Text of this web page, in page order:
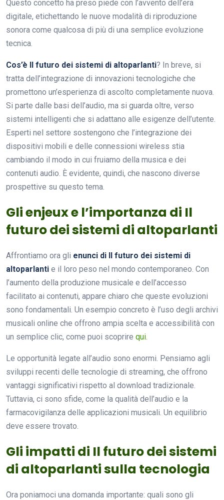
Questo concetto ha preso piede con l’avvento dell’era
digitale, etichettando le nuove modalità di riproduzione
sonora come qualcosa di più di una semplice evoluzione
tecnica.
Cos’è Il futuro dei sistemi di altoparlanti? In breve, si
tratta dell’integrazione di innovazioni tecnologiche che
promettono un’esperienza di ascolto completamente nuova.
Si parte dalle basi dell’audio, ma si guarda oltre, verso
sistemi intelligenti che si adattano alle esigenze dell’utente.
Esperti nel settore sostengono che l’integrazione dei
dispositivi mobili e delle connessioni wireless stia
cambiando il modo in cui fruiamo della musica e dei
contenuti audio. È evidente, quindi, che nascono diverse
prospettive su questo tema.
Gli enjeux e l’importanza di Il
futuro dei sistemi di altoparlanti
Affrontiamo ora gli enunci di Il futuro dei sistemi di
altoparlanti e il loro peso nel mondo contemporaneo. Con
l’aumento della produzione musicale e dell’accesso
facilitato ai contenuti, appare chiaro che queste evoluzioni
sono fondamentali. Un esempio concreto è l’uso degli archivi
musicali online che offrono ampia scelta e accessibilità con
un semplice clic, come puoi scoprire qui
Le opportunità legate all’audio sono enormi. Pensiamo agli
sviluppi recenti delle tecnologie di streaming, che offrono
vantaggi significativi rispetto al download tradizionale.
Tuttavia, ci sono sfide, come la qualità dell’audio e la
farmacovigilanza delle applicazioni musicali. Un equilibrio
deve essere trovato.
Gli impatti di Il futuro dei sistemi
di altoparlanti sulla tecnologia
Ora poniamoci una domanda importante: quali sono gli